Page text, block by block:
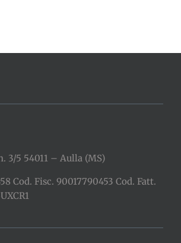
3/5 54011 – Aulla (MS)
Cod. Fisc. 90017790453 Cod. Fatt.